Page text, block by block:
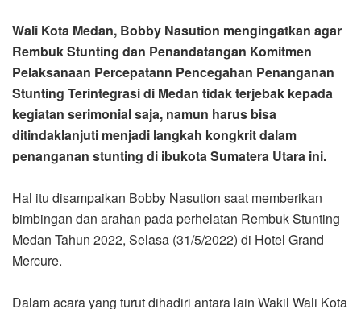
Wali Kota Medan, Bobby Nasution mengingatkan agar
Rembuk Stunting dan Penandatangan Komitmen
Pelaksanaan Percepatann Pencegahan Penanganan
Stunting Terintegrasi di Medan tidak terjebak kepada
kegiatan serimonial saja, namun harus bisa
ditindaklanjuti menjadi langkah kongkrit dalam
penanganan stunting di ibukota Sumatera Utara ini.
Hal itu disampaikan Bobby Nasution saat memberikan
bimbingan dan arahan pada perhelatan Rembuk Stunting
Medan Tahun 2022, Selasa (31/5/2022) di Hotel Grand
Mercure.
Dalam acara yang turut dihadiri antara lain Wakil Wali Kota